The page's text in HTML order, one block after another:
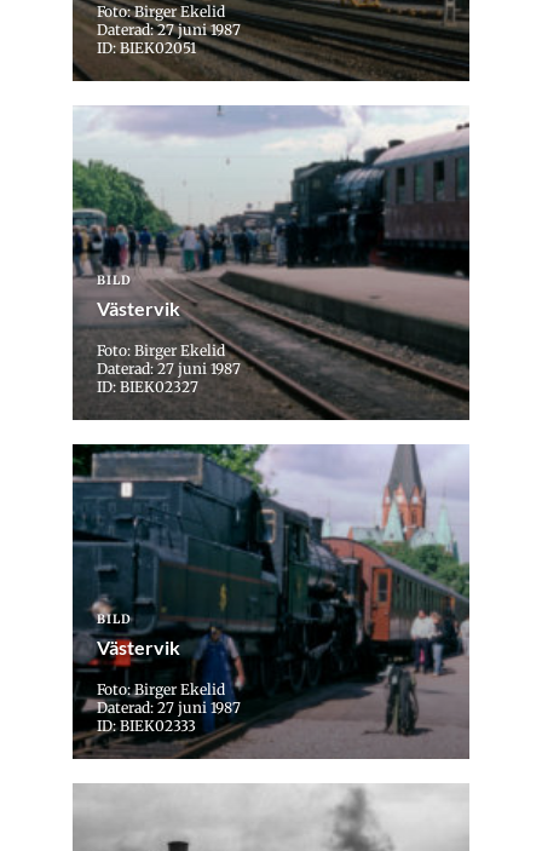
Foto: Birger Ekelid
Daterad: 27 juni 1987
ID: BIEK02051
BILD
Västervik
Foto: Birger Ekelid
Daterad: 27 juni 1987
ID: BIEK02327
BILD
Västervik
Foto: Birger Ekelid
Daterad: 27 juni 1987
ID: BIEK02333